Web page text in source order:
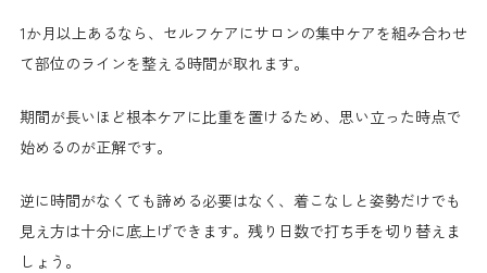
1か月以上あるなら、セルフケアにサロンの集中ケアを組み合わせ
て部位のラインを整える時間が取れます。
期間が長いほど根本ケアに比重を置けるため、思い立った時点で
始めるのが正解です。
逆に時間がなくても諦める必要はなく、着こなしと姿勢だけでも
見え方は十分に底上げできます。残り日数で打ち手を切り替えま
しょう。